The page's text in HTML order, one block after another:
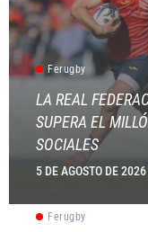
Ferugby
LA REAL
SUPERA EL
SOCIALES
5 DE AGOSTO DE 2026
Ferugby